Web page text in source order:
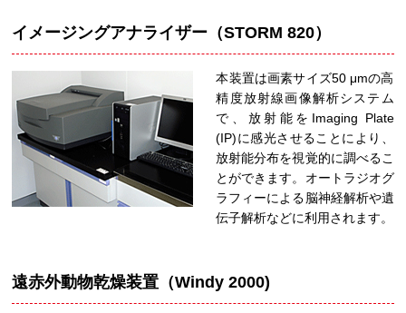
イメージングアナライザー（STORM 820）
本装置は画素サイズ50 μmの高
精度放射線画像解析システム
で、放射能をImaging Plate
(IP)に感光させることにより、
放射能分布を視覚的に調べるこ
とができます。オートラジオグ
ラフィーによる脳神経解析や遺
伝子解析などに利用されます。
遠赤外動物乾燥装置（Windy 2000)